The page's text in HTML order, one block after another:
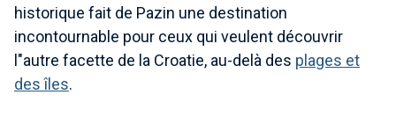
historique fait de Pazin une destination
incontournable pour ceux qui veulent découvrir
l"autre facette de la Croatie, au-delà des plages et
des îles.